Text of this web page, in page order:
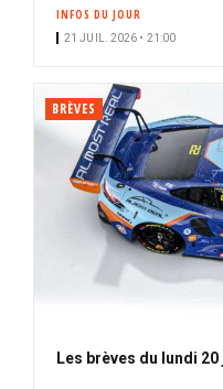
INFOS DU JOUR
21 JUIL. 2026 • 21:00
BRÈVES
Les brèves du lundi